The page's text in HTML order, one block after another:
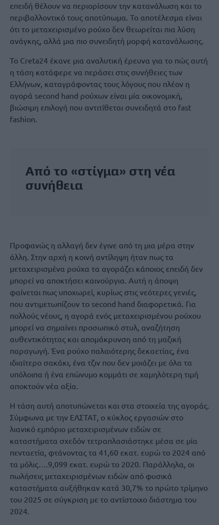
επειδή θέλουν να περιορίσουν την κατανάλωση και το
περιβαλλοντικό τους αποτύπωμα. Το αποτέλεσμα είναι
ότι το μεταχειρισμένο ρούχο δεν θεωρείται πια λύση
ανάγκης, αλλά μια πιο συνειδητή μορφή κατανάλωσης.
Το Creta24 έκανε μια αναλυτική έρευνα για το πώς αυτή
η τάση κατάφερε να περάσει στις συνήθειες των
Ελλήνων, καταγράφοντας τους λόγους που πλέον η
αγορά second hand ρούχων είναι μία οικονομική,
βιώσιμη επιλογή που αντιτίθεται συνειδητά στο fast
fashion.
Από το «στίγμα» στη νέα
συνήθεια
Προφανώς η αλλαγή δεν έγινε από τη μια μέρα στην
άλλη. Στην αρχή η κοινή αντίληψη ήταν πως τα
μεταχειρισμένα ρούχα τα αγοράζει κάποιος επειδή δεν
μπορεί να αποκτήσει καινούργια. Αυτή η άποψη
φαίνεται πως υποχωρεί, κυρίως στις νεότερες γενιές,
που αντιμετωπίζουν το second hand διαφορετικά. Για
πολλούς νέους, η αγορά ενός μεταχειρισμένου ρούχου
μπορεί να σημαίνει προσωπικό στυλ, αναζήτηση
αυθεντικότητας και απομάκρυνση από τη μαζική
παραγωγή. Ένα ρούχο παλαιότερης δεκαετίας, ένα
ιδιαίτερο σακάκι, ένα τζιν που δεν μοιάζει με όλα τα
υπόλοιπα ή ένα επώνυμο κομμάτι σε χαμηλότερη τιμή
αποκτούν νέα αξία.
Η τάση αυτή αποτυπώνεται και στα στοιχεία της αγοράς.
Σύμφωνα με την ΕΛΣΤΑΤ, ο κύκλος εργασιών στο
λιανικό εμπόριο μεταχειρισμένων ειδών σε
καταστήματα σχεδόν τετραπλασιάστηκε μέσα σε μία
πενταετία, φτάνοντας τα 41,60 εκατ. ευρώ το 2024 από
τα μόλις….9,099 εκατ. ευρώ το 2020. Παράλληλα, οι
πωλήσεις μεταχειρισμένων ειδών από φυσικά
καταστήματα αυξήθηκαν κατά 30,7% το πρώτο τρίμηνο
του 2025 σε σύγκριση με το αντίστοιχο διάστημα του
2024.